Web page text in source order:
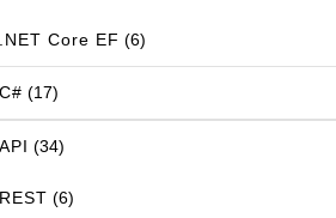
.NET Core EF (6)
C# (17)
API (34)
REST (6)